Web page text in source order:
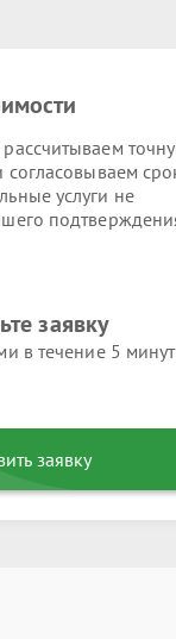
согласовываем
услуги не
заявку
в течение 5 минут
заявку